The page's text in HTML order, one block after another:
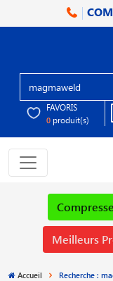
FAVORIS
0 produit(s)
Meilleurs
Accueil Recherche :